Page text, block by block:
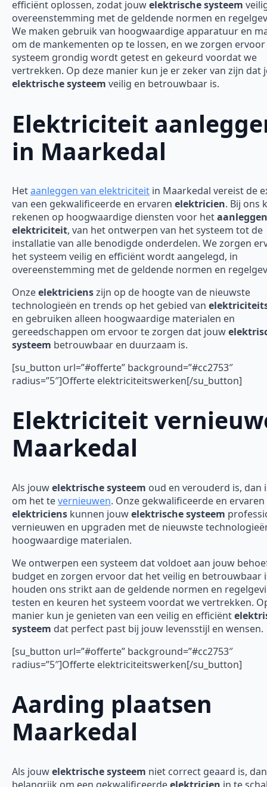
efficiënt oplossen, zodat jouwelektrische systeem
overeenstemming met de geldende normen en
We maken gebruik van hoogwaardige apparatuur en
om de mankementen op te lossen, en we zorgen
systeem grondig wordt getest en gekeurd voordat we
vertrekken. Op deze manier kun je er zeker van zijn dat
elektrische systeem veilig en betrouwbaar is.
Elektriciteit
in Maarkedal
Hetaanleggen van elektriciteit in Maarkedal vereist de
van een gekwalificeerde en ervaren elektricien. Bij ons
rekenen op hoogwaardige diensten voor het
elektriciteit, van het ontwerpen van het systeem tot de
installatie van alle benodigde onderdelen. We zorgen
het systeem veilig en efficiënt wordt aangelegd, in
overeenstemming met de geldende normen en
Onzeelektricienszijn op de hoogte van de nieuwste
technologieën en trends op het gebied van
en gebruiken alleen hoogwaardige materialen en
gereedschappen om ervoor te zorgen dat jouw
systeem betrouwbaar en duurzaam is.
[su_button url=”#offerte” background=”#cc2753″
radius=”5″]Offerte elektriciteitswerken[/su_button]
Elektriciteit
Maarkedal
Als jouwelektrische systeem oud en verouderd is, dan
om het tevernieuwen. Onze gekwalificeerde en ervaren
elektriciens kunnen jouwelektrische systeem
vernieuwen en upgraden met de nieuwste
hoogwaardige materialen.
We ontwerpen een systeem dat voldoet aan jouw
budget en zorgen ervoor dat het veilig en betrouwbaar
houden ons strikt aan de geldende normen en
testen en keuren het systeem voordat we vertrekken.
manier kun je genieten van een veilig en efficiënt
systeem dat perfect past bij jouw levensstijl en wensen.
[su_button url=”#offerte” background=”#cc2753″
radius=”5″]Offerte elektriciteitswerken[/su_button]
Aarding plaatsen
Maarkedal
Als jouwelektrische systeem niet correct geaard is,